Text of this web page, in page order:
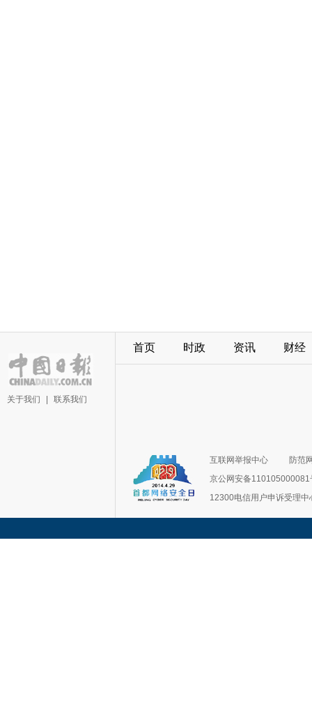
关于我们 联系我们
首页 时政 资讯 财经
互联网举报中心
防范
京公网安备110105000081
12300电信用户申诉受理中